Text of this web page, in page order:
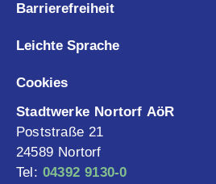
Barrierefreiheit
Leichte Sprache
Cookies
Stadtwerke Nortorf AöR
Poststraße 21
24589 Nortorf
Tel: 04392 9130-0